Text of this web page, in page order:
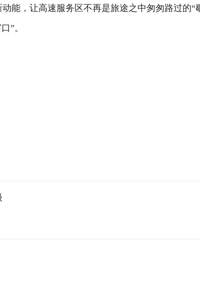
能，让高速服务区不再是旅途之中匆匆路过的
”。